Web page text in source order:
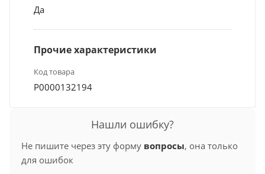
Да
Прочие характеристики
Код товара
Р0000132194
Нашли ошибку?
Не пишите через эту форму вопросы, она только
для ошибок